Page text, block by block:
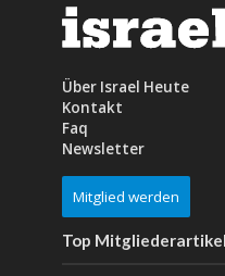
Über Israel Heute
Kontakt
Faq
Newsletter
Mitglied werden
Top Mitgliederartikel